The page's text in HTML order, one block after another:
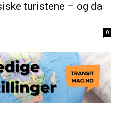
turistene – og da
0